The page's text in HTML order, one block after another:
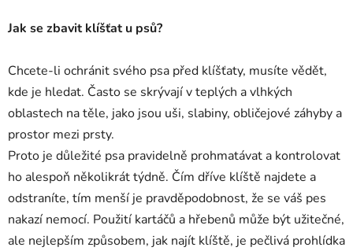
Jak se zbavit klíšťat u psů?
Chcete-li ochránit svého psa před klíšťaty, musíte vědět,
kde je hledat. Často se skrývají v teplých a vlhkých
oblastech na těle, jako jsou uši, slabiny, obličejové záhyby a
prostor mezi prsty.
Proto je důležité psa pravidelně prohmatávat a kontrolovat
ho alespoň několikrát týdně. Čím dříve klíště najdete a
odstraníte, tím menší je pravděpodobnost, že se váš pes
nakazí nemocí. Použití kartáčů a hřebenů může být užitečné,
ale nejlepším způsobem, jak najít klíště, je pečlivá prohlídka